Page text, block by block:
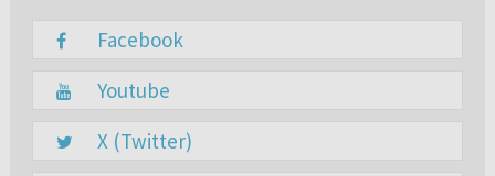
Facebook
Youtube
X (Twitter)